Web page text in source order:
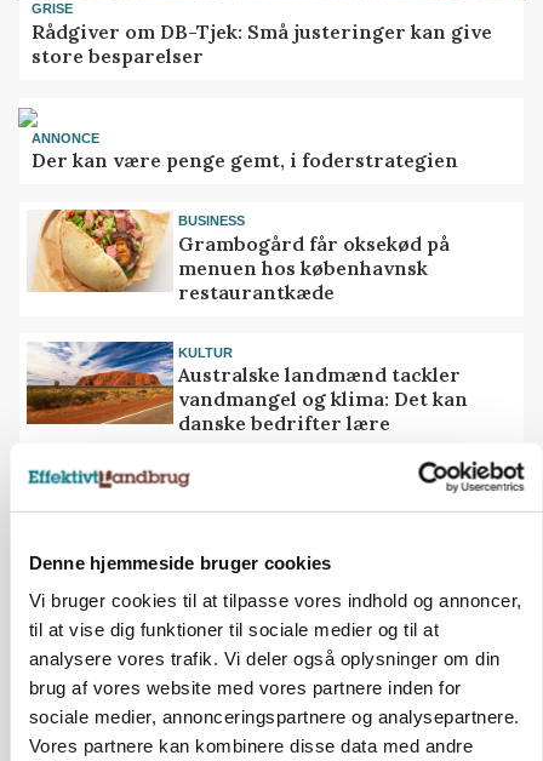
Denne hjemmeside bruger cookies
Vi bruger cookies til at tilpasse vores indhold og annoncer,
til at vise dig funktioner til sociale medier og til at
analysere vores trafik. Vi deler også oplysninger om din
brug af vores website med vores partnere inden for
sociale medier, annonceringspartnere og analysepartnere.
Vores partnere kan kombinere disse data med andre
GRISE
Rådgiver om DB-Tjek: Små justeringer kan give
store besparelser
ANNONCE
Der kan være penge gemt, i foderstrategien
BUSINESS
Grambogård får oksekød på
menuen hos københavnsk
restaurantkæde
KULTUR
Australske landmænd tackler
vandmangel og klima: Det kan
danske bedrifter lære
MEST LÆSTE
Landmand vågnede ved lyden af skrigende kvier:
Ulven stod på foderbordet
Lille hund blev dræbt af ulv i Vestjylland
KULTUR
Herregård holder høstdag